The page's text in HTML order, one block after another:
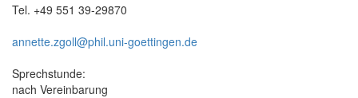
Tel. +49 551 39-29870
annette.zgoll@phil.uni-goettingen.de
Sprechstunde:
nach Vereinbarung